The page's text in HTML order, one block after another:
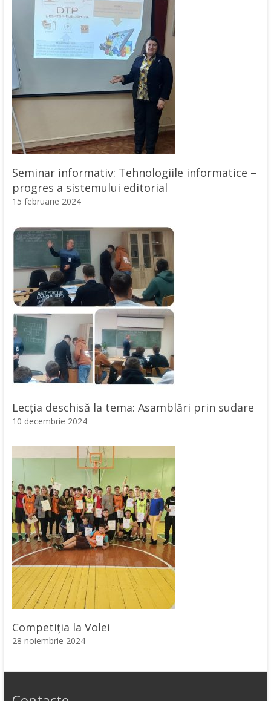
Seminar informativ: Tehnologiile informatice –
progres a sistemului editorial
15 februarie 2024
Lecția deschisă la tema: Asamblări prin sudare
10 decembrie 2024
Competiția la Volei
28 noiembrie 2024